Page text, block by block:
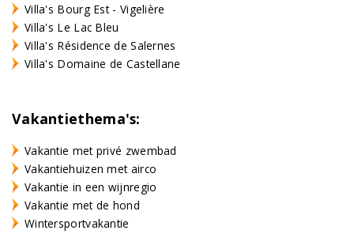
Villa's Bourg Est - Vigelière
Villa's Le Lac Bleu
Villa's Résidence de Salernes
Villa's Domaine de Castellane
Vakantiethema's:
Vakantie met privé zwembad
Vakantiehuizen met airco
Vakantie in een wijnregio
Vakantie met de hond
Wintersportvakantie